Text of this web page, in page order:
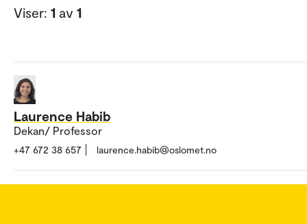
Viser: 1 av 1
Laurence Habib
Dekan/ Professor
+47 672 38 657 laurence.habib@oslomet.no